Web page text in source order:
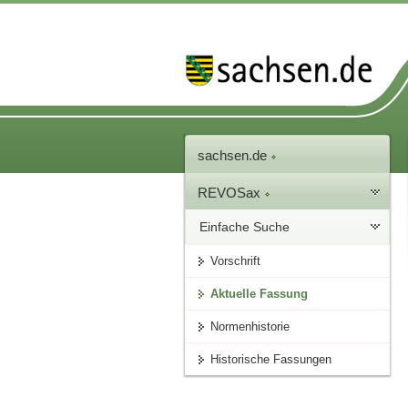
sachsen.de
REVOSax
Einfache Suche
Vorschrift
Aktuelle Fassung
Normenhistorie
Historische Fassungen